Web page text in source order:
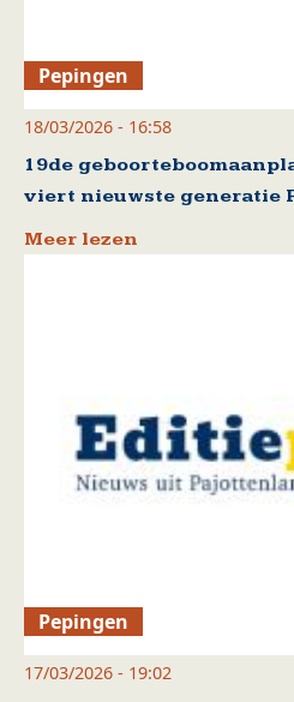
Pepingen
18/03/2026 - 16:58
19de
viert nieuwste generatie
Meer lezen
Pepingen
17/03/2026 - 19:02